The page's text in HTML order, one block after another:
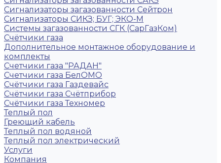
Сигнализаторы загазованности Сейтрон
Сигнализаторы СИКЗ; БУГ; ЭКО-М
Системы загазованности СГК (СарГазКом)
Счётчики газа
Дополнительное монтажное оборудование и
комплекты
Счетчики газа "РАДАН"
Счетчики газа БелОМО
Счётчики газа Газдевайс
Счётчики газа Счётприбор
Счётчики газа Техномер
Теплый пол
Греющий кабель
Теплый пол водяной
Теплый пол электрический
Услуги
Компания